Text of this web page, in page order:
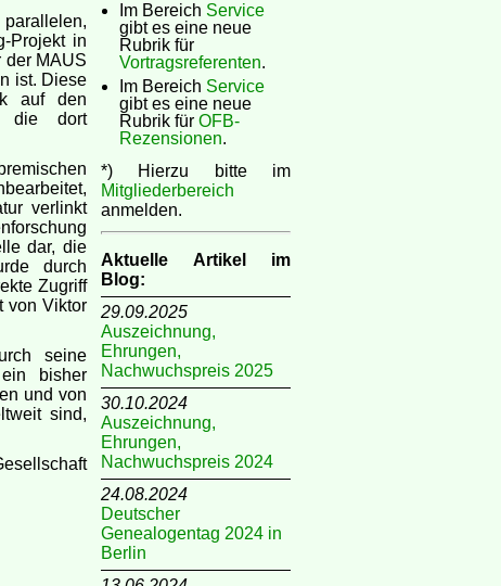
Im Bereich Service
gibt es eine neue
Rubrik für
Vortragsreferenten.
Im Bereich Service
gibt es eine neue
Rubrik für OFB-
Rezensionen.
*) Hierzu bitte im
Mitgliederbereich
anmelden.
Aktuelle Artikel im
Blog:
29.09.2025
Auszeichnung,
Ehrungen,
Nachwuchspreis 2025
30.10.2024
Auszeichnung,
Ehrungen,
Nachwuchspreis 2024
24.08.2024
Deutscher
Genealogentag 2024 in
Berlin
Projekt in
der MAUS
ist. Diese
auf den
die dort
verlinkt
dar, die
durch
Zugriff
von Viktor
seine
bisher
und von
sind,